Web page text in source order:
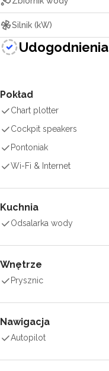
Silnik (kW)
Udogodnienia
Pokład
Chart plotter
Cockpit speakers
Pontoniak
Wi-Fi & Internet
Kuchnia
Odsalarka wody
Wnętrze
Prysznic
Nawigacja
Autopilot